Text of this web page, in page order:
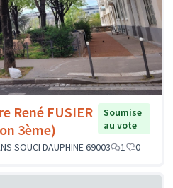
René FUSIER
3ème)
Soumise
au vote
SOUCI DAUPHINE 69003
1 0